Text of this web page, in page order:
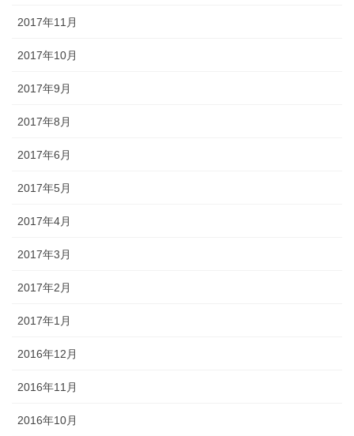
2017年11月
2017年10月
2017年9月
2017年8月
2017年6月
2017年5月
2017年4月
2017年3月
2017年2月
2017年1月
2016年12月
2016年11月
2016年10月